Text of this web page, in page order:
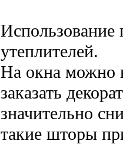
утеплителей.
На окна можно
заказать
значительно
такие шторы